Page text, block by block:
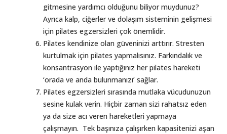
gitmesine yardımcı olduğunu biliyor muydunuz?
Ayrıca kalp, ciğerler ve dolaşım sisteminin gelişmesi
için pilates egzersizleri çok önemlidir.
Pilates kendinize olan güveninizi arttırır. Stresten
kurtulmak için pilates yapmalısınız. Farkındalık ve
konsantrasyon ile yaptığınız her pilates hareketi
‘orada ve anda bulunmanızı’ sağlar.
Pilates egzersizleri sırasında mutlaka vücudunuzun
sesine kulak verin. Hiçbir zaman sizi rahatsız eden
ya da size acı veren hareketleri yapmaya
çalışmayın. Tek başınıza çalışırken kapasitenizi aşan